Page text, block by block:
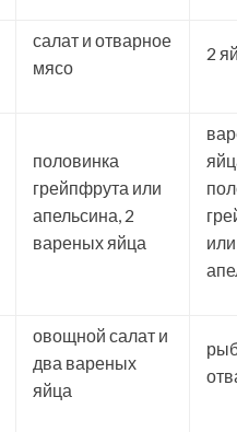
салат и отварное
мясо
2
половинка
грейпфрута или
апельсина, 2
вареных яйца
или
овощной салат и
два вареных
яйца